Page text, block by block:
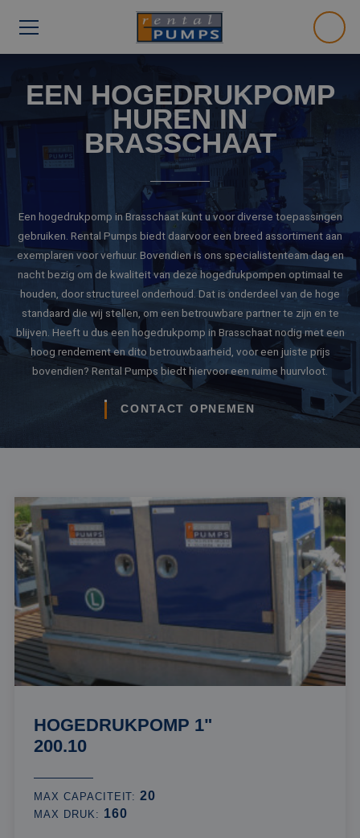
EEN HOGEDRUKPOMP
HUREN IN
BRASSCHAAT
Een hogedrukpomp in Brasschaat kunt u voor diverse toepassingen
gebruiken. Rental Pumps biedt daarvoor een breed assortiment aan
exemplaren voor verhuur. Bovendien is ons specialistenteam dag en
nacht bezig om de kwaliteit van deze hogedrukpompen optimaal te
houden, door structureel onderhoud. Dat is onderdeel van de hoge
standaard die wij stellen, om een betrouwbare partner te zijn en te
blijven. Heeft u dus een hogedrukpomp in Brasschaat nodig met een
hoog rendement en dito betrouwbaarheid, voor een juiste prijs
bovendien? Rental Pumps biedt hiervoor een ruime huurvloot.
CONTACT OPNEMEN
HOGEDRUKPOMP 1"
200.10
MAX CAPACITEIT:20
MAX DRUK: 160